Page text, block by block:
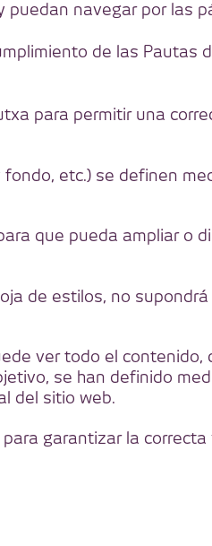
navegar por las
de las Pautas
para permitir una
etc.) se definen
que pueda ampliar o
de estilos, no
ver todo el contenido,
se han definido
del sitio web.
garantizar la